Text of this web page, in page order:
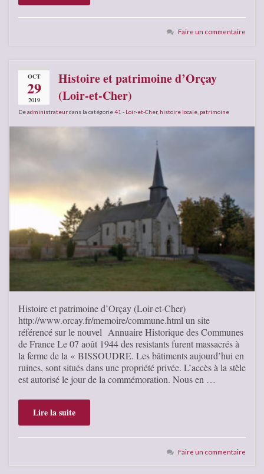
Faire un commentaire
OCT
29
2019
Histoire et patrimoine d’Orçay
(Loir-et-Cher)
Deadministrateurdans la catégorie41 - Loir-et-Cher, histoire locale patrimoine
Histoire et patrimoine d’Orçay (Loir-et-Cher)
http://www.orcay.fr/memoire/commune.html un site
référencé sur le nouvel Annuaire Historique des Communes
de France Le 07 août 1944 des resistants furent massacrés à
la ferme de la « BISSOUDRE. Les bâtiments aujourd’hui en
ruines, sont situés dans une propriété privée. L’accès à la stèle
est autorisé le jour de la commémoration. Nous en …
Lire la suite
Faire un commentaire